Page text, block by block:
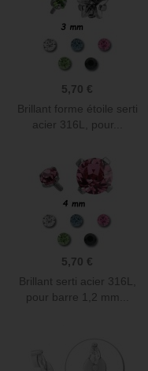
5,70 €
Brillant forme étoile serti
acier 316L, pour...
5,70 €
Brillant serti acier 316L,
pour barre 1,2 mm...